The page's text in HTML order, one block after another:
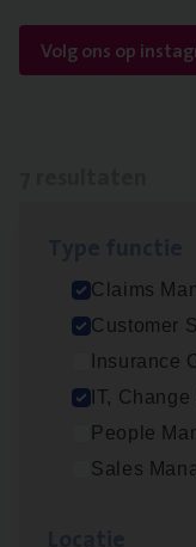
Volg ons op
Claims
Customer
Insurance
IT,
People
Sales
Claims
Antwerpen
Test Ana­lyst